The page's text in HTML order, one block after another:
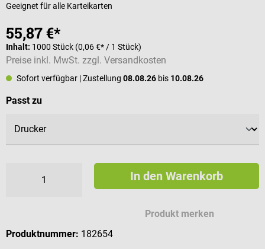
Geeignet für alle Karteikarten
55,87 €*
Inhalt: 1000 Stück (0,06 €* / 1 Stück)
Preise inkl. MwSt. zzgl. Versandkosten
Sofort verfügbar | Zustellung 08.08.26 bis 10.08.26
Passt zuauswählen
In den Warenkorb
Produkt merken
Produktnummer: 182654